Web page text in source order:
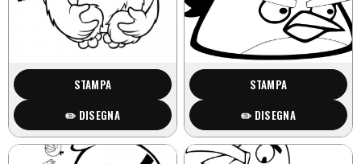
STAMPA
✏️ DISEGNA
STAMPA
✏️ DISEGNA